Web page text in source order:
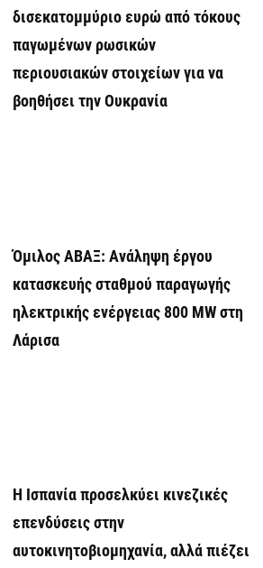
δισεκατομμύριο ευρώ από τόκους
παγωμένων ρωσικών
περιουσιακών στοιχείων για να
βοηθήσει την Ουκρανία
Όμιλος ΑΒΑΞ: Ανάληψη έργου
κατασκευής σταθμού παραγωγής
ηλεκτρικής ενέργειας 800 ΜW στη
Λάρισα
Η Ισπανία προσελκύει κινεζικές
επενδύσεις στην
αυτοκινητοβιομηχανία, αλλά πιέζει